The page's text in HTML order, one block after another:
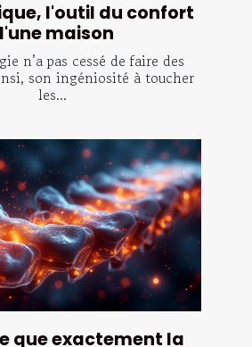
l'outil du confort
maison
n’a pas cessé de faire des
son ingéniosité à toucher
les...
que exactement la